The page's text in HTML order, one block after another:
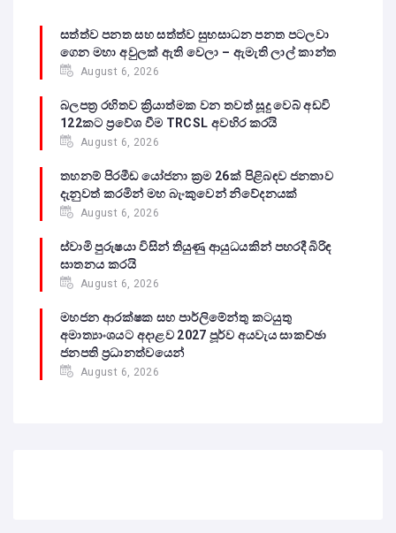
සත්ත්ව පනත සහ සත්ත්ව සුභසාධන පනත පටලවා
ගෙන මහා අවුලක් ඇති වෙලා – ඇමැති ලාල් කාන්ත
August 6, 2026
බලපත්‍ර රහිතව ක්‍රියාත්මක වන තවත් සූදු වෙබ් අඩවි
122කට ප්‍රවේශ වීම TRCSL අවහිර කරයි
August 6, 2026
තහනම් පිරමීඩ යෝජනා ක්‍රම 26ක් පිළිබඳව ජනතාව
දැනුවත් කරමින් මහ බැංකුවෙන් නිවේදනයක්
August 6, 2026
ස්වාමි පුරුෂයා විසින් තියුණු ආයුධයකින් පහරදී බිරිඳ
ඝාතනය කරයි
August 6, 2026
මහජන ආරක්ෂක සහ පාර්ලිමේන්තු කටයුතු
අමාත්‍යාංශයට අදාළව 2027 පූර්ව අයවැය සාකච්ඡා
ජනපති ප්‍රධානත්වයෙන්
August 6, 2026